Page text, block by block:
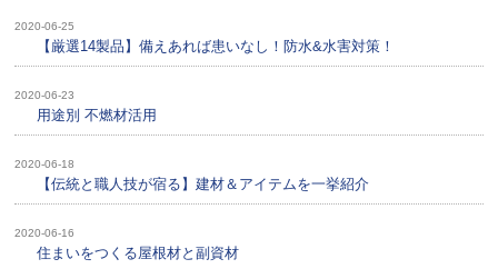
2020-06-25
【厳選14製品】備えあれば患いなし！防水&水害対策！
2020-06-23
用途別 不燃材活用
2020-06-18
【伝統と職人技が宿る】建材＆アイテムを一挙紹介
2020-06-16
住まいをつくる屋根材と副資材